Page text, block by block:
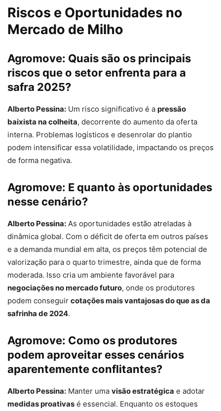
Riscos e Oportunidades no
Mercado de Milho
Agromove: Quais são os principais
riscos que o setor enfrenta para a
safra 2025?
Alberto Pessina: Um risco significativo é a pressão
baixista na colheita, decorrente do aumento da oferta
interna. Problemas logísticos e desenrolar do plantio
podem intensificar essa volatilidade, impactando os preços
de forma negativa.
Agromove: E quanto às oportunidades
nesse cenário?
Alberto Pessina: As oportunidades estão atreladas à
dinâmica global. Com o déficit de oferta em outros países
e a demanda mundial em alta, os preços têm potencial de
valorização para o quarto trimestre, ainda que de forma
moderada. Isso cria um ambiente favorável para
negociações no mercado futuro, onde os produtores
podem conseguir cotações mais vantajosas do que as da
safrinha de 2024.
Agromove: Como os produtores
podem aproveitar esses cenários
aparentemente conflitantes?
Alberto Pessina: Manter uma visão estratégica e adotar
medidas proativas é essencial. Enquanto os estoques